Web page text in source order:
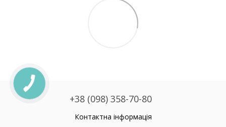
+38 (098) 358-70-80
Контактна інформація